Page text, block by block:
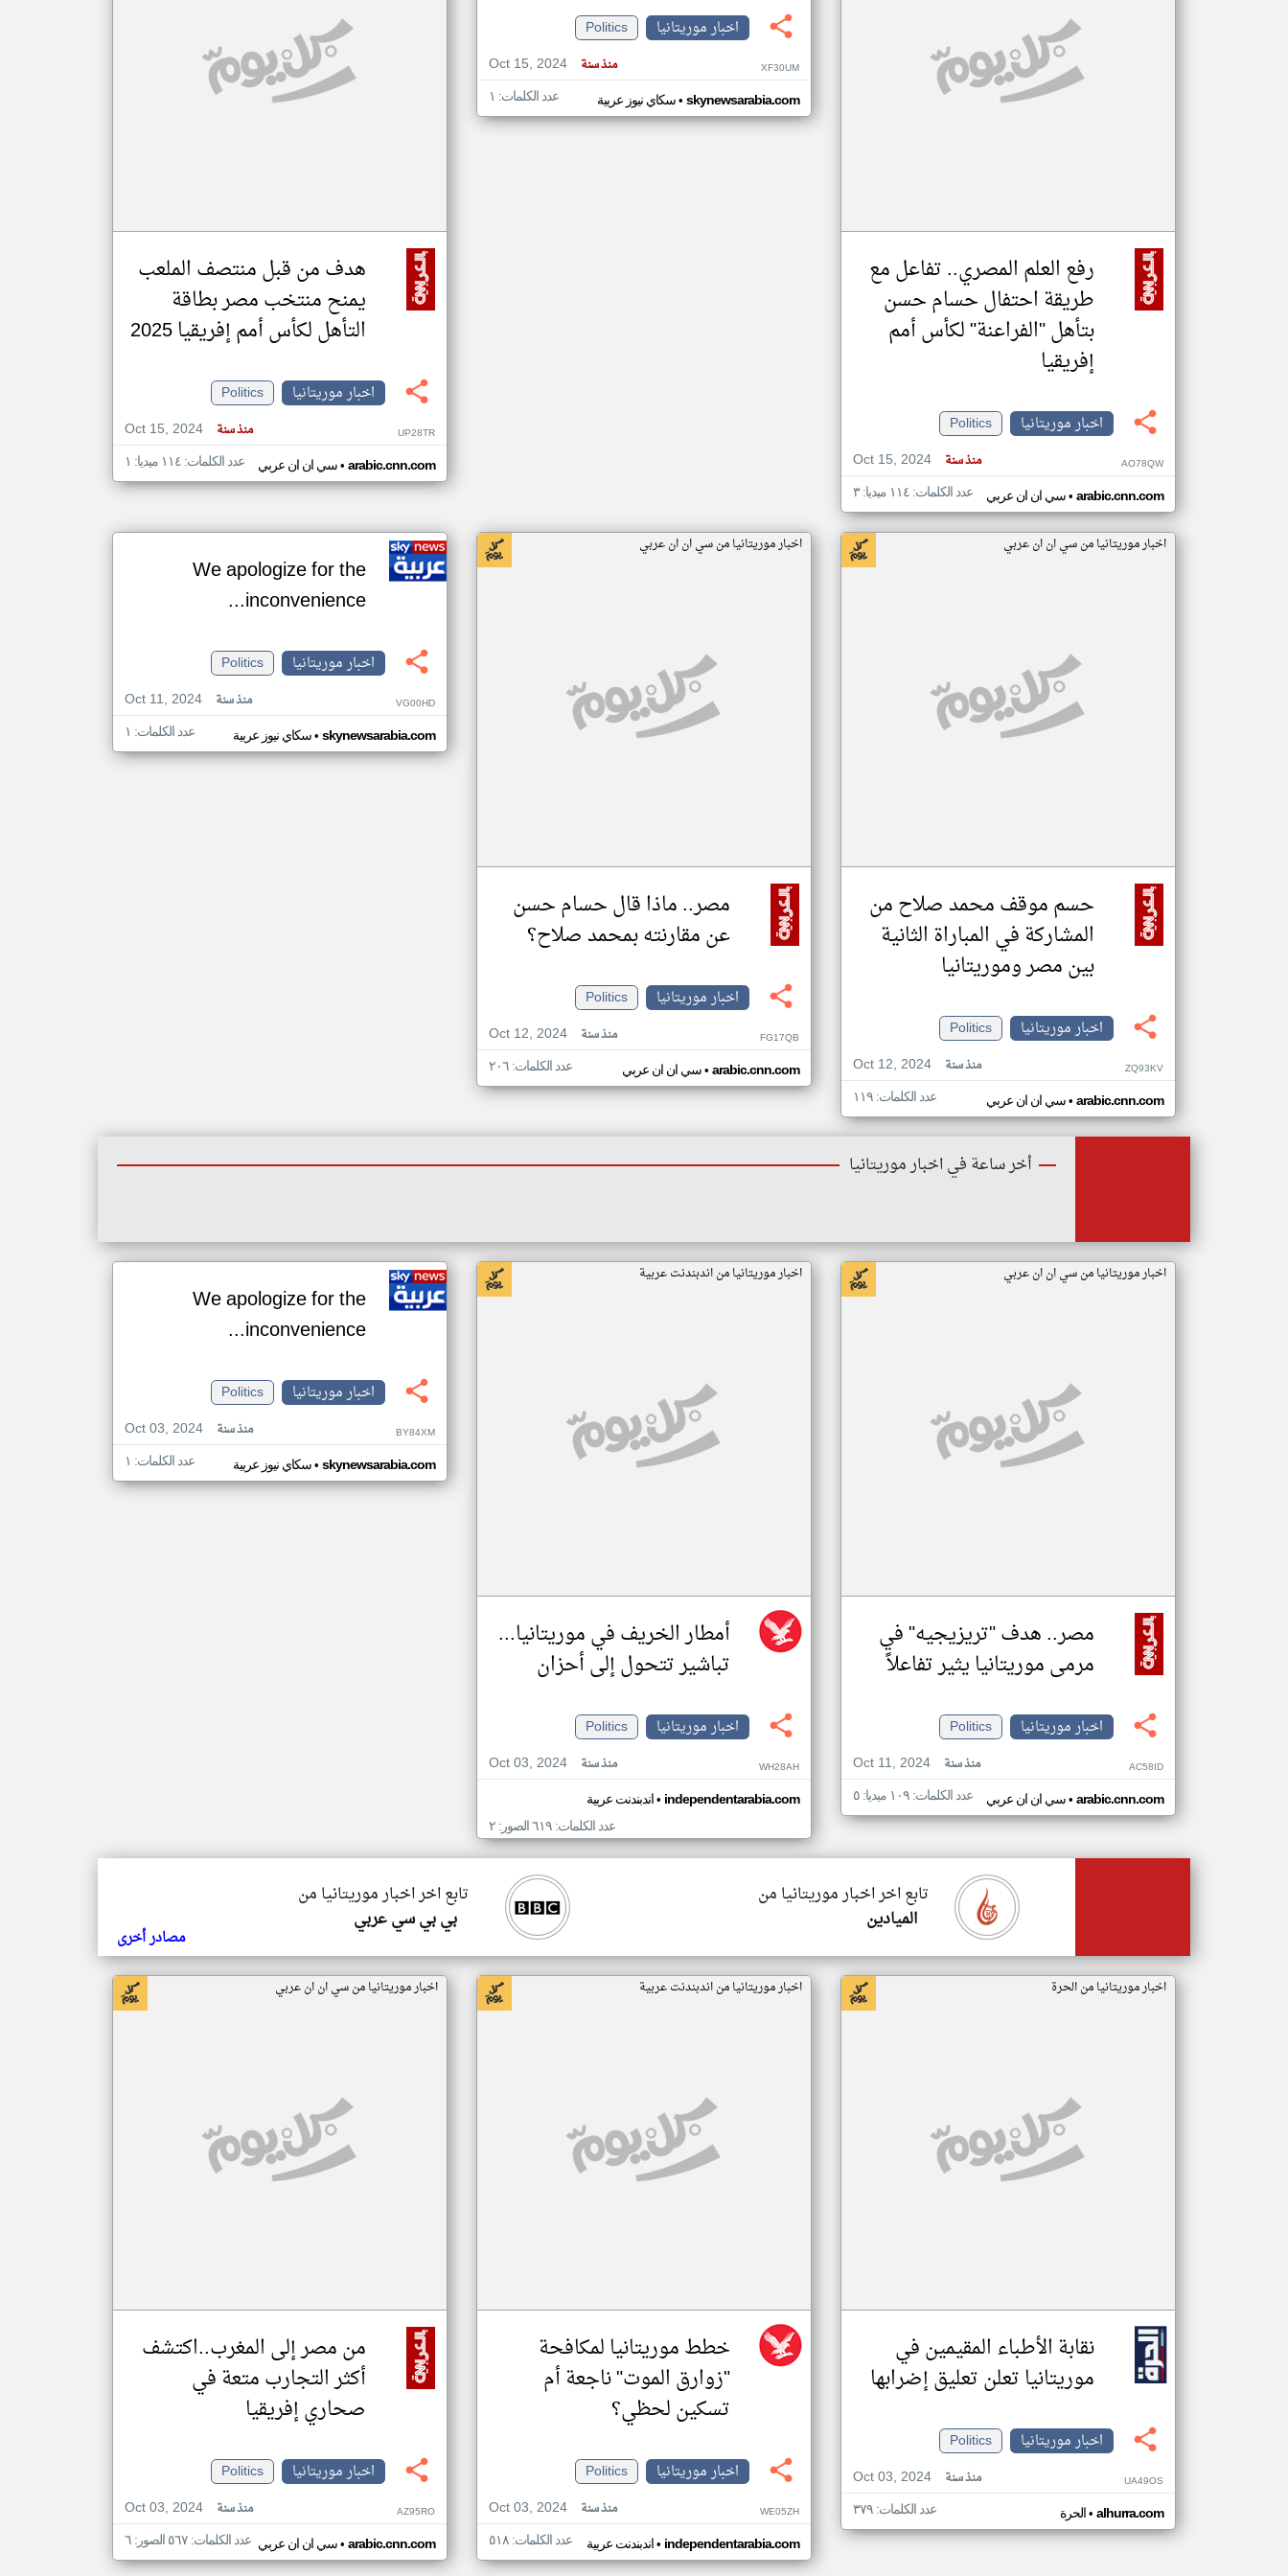
مصادر الأخبار من موريتانيا
رفع العلم المصري.. تفاعل مع
طريقة احتفال حسام حسن
بتأهل "الفراعنة" لكأس أمم
إفريقيا
اخبار موريتانيا
Politics
Oct 15, 2024
منذ سنة AO78QW
سي ان ان عربي• arabic.cnn.com عدد الكلمات: ١١٤ ميديا: ٣
اخبار موريتانيا
Politics
Oct 15, 2024
منذ سنة XF30UM
سكاي نيوز عربية• skynewsarabia.com عدد الكلمات: ١
هدف من قبل منتصف الملعب
يمنح منتخب مصر بطاقة
التأهل لكأس أمم إفريقيا 2025
اخبار موريتانيا
Politics
Oct 15, 2024
منذ سنة UP28TR
سي ان ان عربي• arabic.cnn.com عدد الكلمات: ١١٤ ميديا: ١
اخبار موريتانيا من سي ان ان عربي
حسم موقف محمد صلاح من
المشاركة في المباراة الثانية
بين مصر وموريتانيا
اخبار موريتانيا
Politics
Oct 12, 2024
منذ سنة ZQ93KV
سي ان ان عربي• arabic.cnn.com عدد الكلمات: ١١٩
اخبار موريتانيا من سي ان ان عربي
مصر.. ماذا قال حسام حسن
عن مقارنته بمحمد صلاح؟
اخبار موريتانيا
Politics
Oct 12, 2024
منذ سنة FG17QB
سي ان ان عربي• arabic.cnn.com عدد الكلمات: ٢٠٦
We apologize for the
inconvenience...
اخبار موريتانيا
Politics
Oct 11, 2024
منذ سنة VG00HD
سكاي نيوز عربية• skynewsarabia.com عدد الكلمات: ١
أخر ساعة في اخبار موريتانيا
اخبار موريتانيا من سي ان ان عربي
مصر.. هدف "تريزيجيه" في
مرمى موريتانيا يثير تفاعلاً
اخبار موريتانيا
Politics
Oct 11, 2024
منذ سنة AC58ID
سي ان ان عربي• arabic.cnn.com عدد الكلمات: ١٠٩ ميديا: ٥
اخبار موريتانيا من اندبندنت عربية
أمطار الخريف في موريتانيا...
تباشير تتحول إلى أحزان
اخبار موريتانيا
Politics
Oct 03, 2024
منذ سنة WH28AH
اندبندنت عربية• independentarabia.com
عدد الكلمات: ٦١٩ الصور: ٢
We apologize for the
inconvenience...
اخبار موريتانيا
Politics
Oct 03, 2024
منذ سنة BY84XM
سكاي نيوز عربية• skynewsarabia.com عدد الكلمات: ١
تابع اخر اخبار موريتانيا من
بي بي سي عربي
تابع اخر اخبار موريتانيا من
الميادين
مصادر أخرى
اخبار موريتانيا من الحرة
نقابة الأطباء المقيمين في
موريتانيا تعلن تعليق إضرابها
اخبار موريتانيا
Politics
Oct 03, 2024
منذ سنة UA49OS
الحرة• alhurra.com عدد الكلمات: ٣٧٩
اخبار موريتانيا من اندبندنت عربية
خطط موريتانيا لمكافحة
"زوارق الموت" ناجعة أم
تسكين لحظي؟
اخبار موريتانيا
Politics
Oct 03, 2024
منذ سنة WE05ZH
اندبندنت عربية• independentarabia.com عدد الكلمات: ٥١٨
اخبار موريتانيا من سي ان ان عربي
من مصر إلى المغرب..اكتشف
أكثر التجارب متعة في
صحاري إفريقيا
اخبار موريتانيا
Politics
Oct 03, 2024
منذ سنة AZ95RO
سي ان ان عربي• arabic.cnn.com عدد الكلمات: ٥٦٧ الصور: ٦